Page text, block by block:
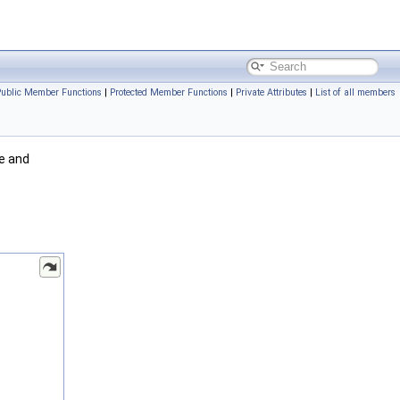
Member Functions | Protected Member Functions | Private Attributes | List of all members
and